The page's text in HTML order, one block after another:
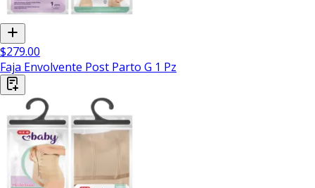
$279.00
Faja Envolvente Post Parto G 1 Pz